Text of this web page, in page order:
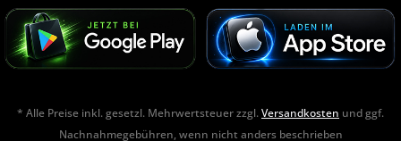
* Alle Preise inkl. gesetzl. Mehrwertsteuer zzgl.Versandkosten und ggf.
Nachnahmegebühren, wenn nicht anders beschrieben